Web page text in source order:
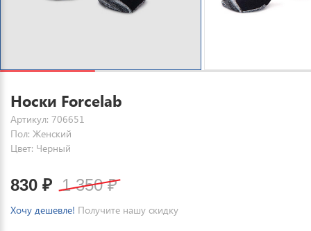
Носки Forcelab
Артикул: 706651
Пол: Женский
Цвет: Черный
830 ₽ 1 350₽
Хочу дешевле! Получите нашу скидку